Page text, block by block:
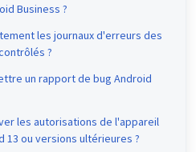
Business ?
les journaux d'erreurs des
?
un rapport de bug Android
les autorisations de l'appareil
13 ou versions ultérieures ?